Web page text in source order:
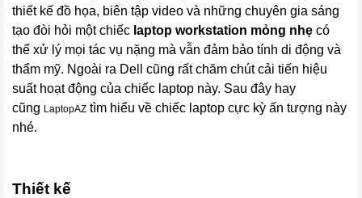
thiết kế đồ họa, biên tập video và những chuyên gia sáng
tạo đòi hỏi một chiếc laptop workstation mỏng nhẹ có
thể xử lý mọi tác vụ nặng mà vẫn đảm bảo tính di động và
thẩm mỹ. Ngoài ra Dell cũng rất chăm chút cải tiến hiệu
suất hoạt động của chiếc laptop này. Sau đây hay
cũng LaptopAZ tìm hiểu về chiếc laptop cực kỳ ấn tượng này
nhé.
Thiết kế